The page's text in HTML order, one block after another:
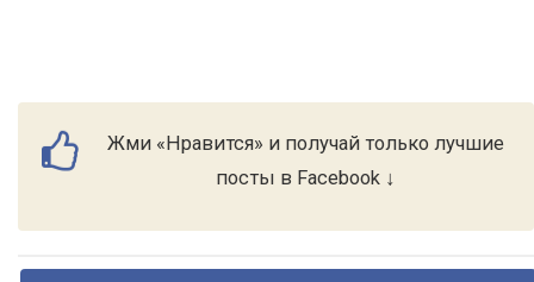
Жми «Нравится» и получай только лучшие
посты в Facebook ↓